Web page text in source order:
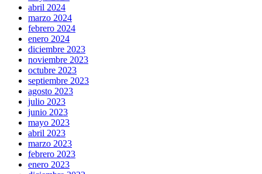
abril 2024
marzo 2024
febrero 2024
enero 2024
diciembre 2023
noviembre 2023
octubre 2023
septiembre 2023
agosto 2023
julio 2023
junio 2023
mayo 2023
abril 2023
marzo 2023
febrero 2023
enero 2023